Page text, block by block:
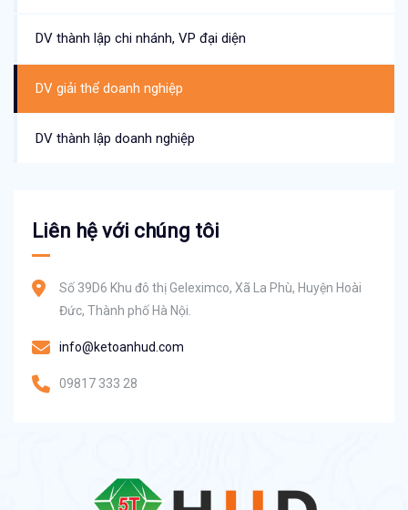
DV thành lập chi nhánh, VP đại diện
DV giải thể doanh nghiệp
DV thành lập doanh nghiệp
Liên hệ với chúng tôi
Số 39D6 Khu đô thị Geleximco, Xã La Phù, Huyện Hoài
Đức, Thành phố Hà Nội.
info@ketoanhud.com
09817 333 28